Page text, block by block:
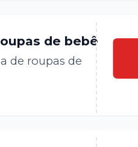
de bebê
de roupas de